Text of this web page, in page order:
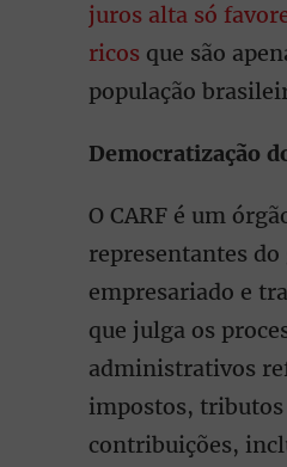
juros alta só
ricos que são
população
Democratização
O CARF é um
representantes
empresariado e
que julga os
administrativos
impostos, tributos
contribuições,